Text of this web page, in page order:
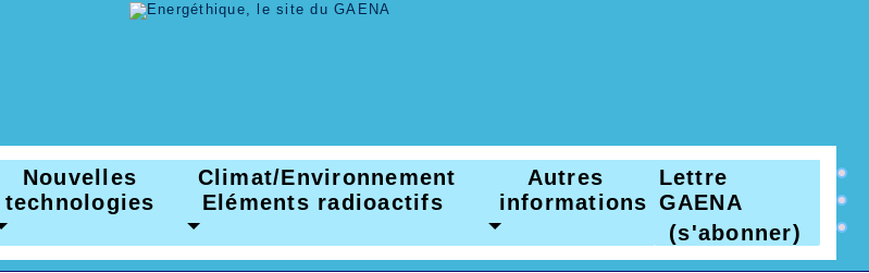
Nouvelles
technologies
Climat/Environnement
Eléments radioactifs
Autres
informations
Lettre
GAENA
(s'abonner)